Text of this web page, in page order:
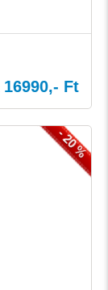
16990,- Ft
- 20 %